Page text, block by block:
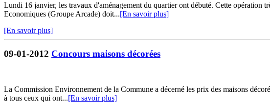
Lundi 16 janvier, les travaux d'aménagement du quartier ont débuté. Cette opération
Economiques (Groupe Arcade) doit...[En savoir plus]
[En savoir plus]
09-01-2012 Concours maisons décorées
La Commission Environnement de la Commune a décerné les prix des maisons
à tous ceux qui ont...[En savoir plus]